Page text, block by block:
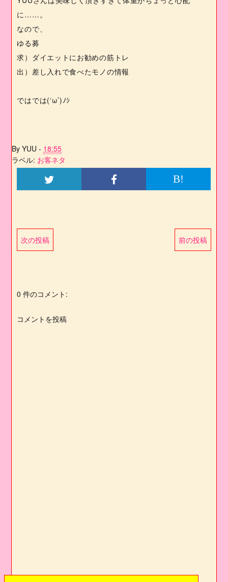
に……。
なので、
ゆる募
求）ダイエットにお勧めの筋トレ
出）差し入れで食べたモノの情報
ではでは(‘ω’)ﾉｼ
ByYUU - 18:55
ラベル: お客ネタ
B!
次の投稿 前の投稿
0 件のコメント:
コメントを投稿